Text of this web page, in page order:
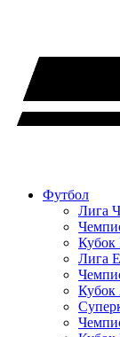
Футбол
Лига
Кубок
Лига
Кубок